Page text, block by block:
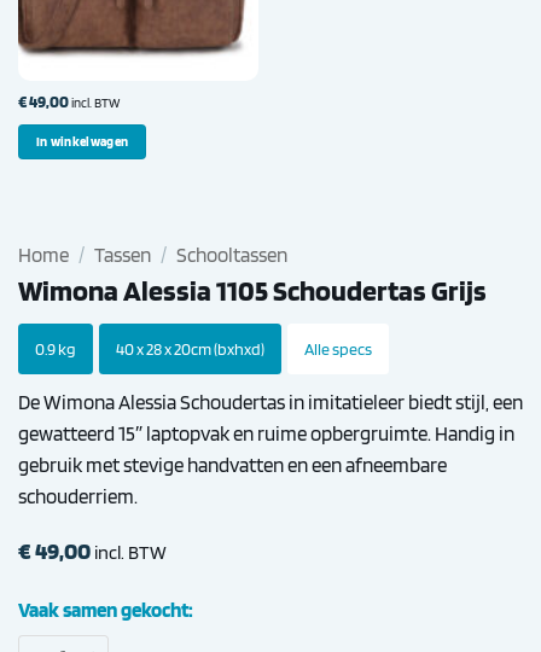
€49,00incl. BTW
In winkelwagen
Home / Tassen / Schooltassen
Wimona Alessia 1105 Schoudertas Grijs
0.9 kg 40 x 28 x 20cm (bxhxd) Alle specs
De Wimona Alessia Schoudertas in imitatieleer biedt stijl, een
gewatteerd 15″ laptopvak en ruime opbergruimte. Handig in
gebruik met stevige handvatten en een afneembare
schouderriem.
€49,00 incl. BTW
Vaak samen gekocht: